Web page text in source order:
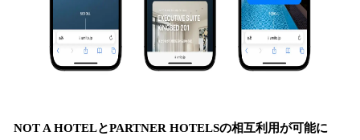
NOT A HOTELとPARTNER HOTELSの相互利用が可能に​​